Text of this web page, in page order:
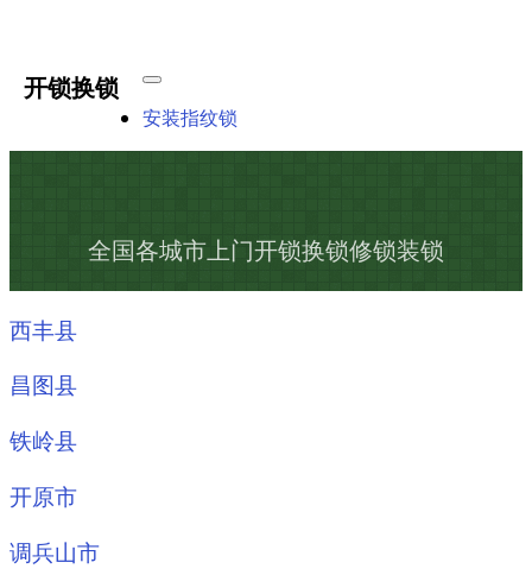
开锁换锁
安装指纹锁
全国各城市上门开锁换锁修锁装锁
西丰县
昌图县
铁岭县
开原市
调兵山市